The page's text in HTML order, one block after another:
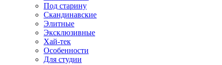
Под старину
Скандинавские
Элитные
Эксклюзивные
Хай-тек
Особенности
Для студии